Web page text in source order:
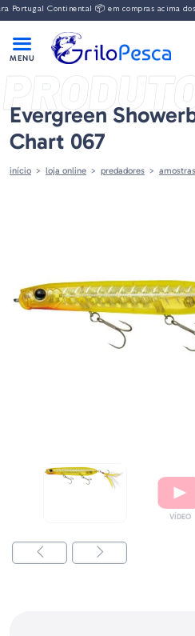
Continental 📦 em compras acima dos 65€
Evergreen
Chart 067
início loja online predadores